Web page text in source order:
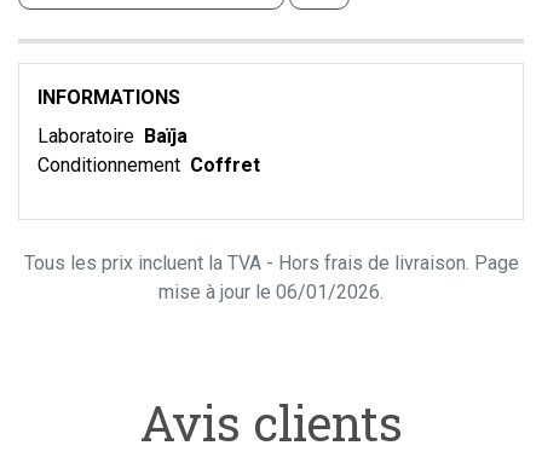
INFORMATIONS
Laboratoire Baïja
Conditionnement Coffret
Tous les prix incluent la TVA - Hors frais de livraison. Page
mise à jour le 06/01/2026.
Avis clients